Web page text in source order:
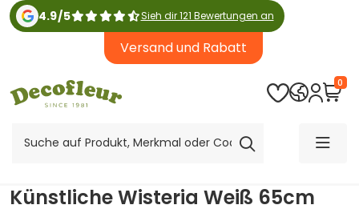
4.9/5 Sieh dir 121 Bewertungen an
Versand und Rabatt
0
Künstliche Wisteria Weiß 65cm